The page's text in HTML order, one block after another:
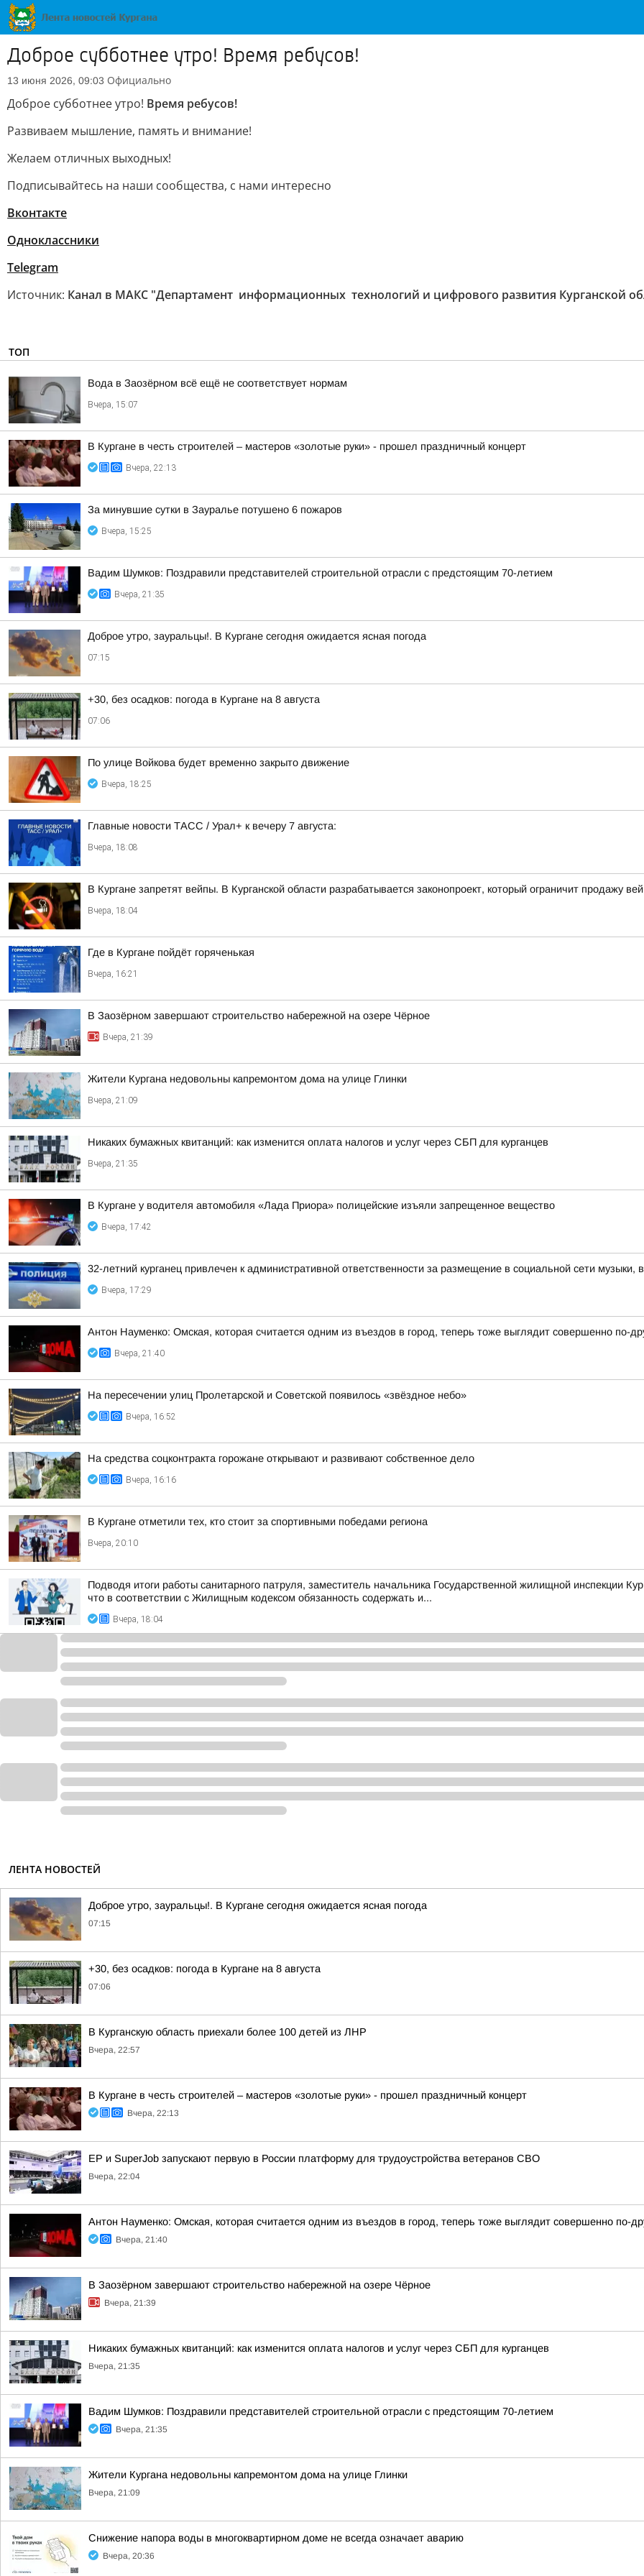
Доброе субботнее утро! Время ребусов!
13 июня 2026, 09:03 Официально
Доброе субботнее утро! Время ребусов!
Развиваем мышление, память и внимание!
Желаем отличных выходных!
Подписывайтесь на наши сообщества, с нами интересно
Вконтакте
Одноклассники
Telegram
Источник: Канал в МАКС "Департамент информационных технологий и цифрового развития Курганской
ТОП
Вода в Заозёрном всё ещё не соответствует нормам
Вчера, 15:07
В Кургане в честь строителей – мастеров «золотые руки» - прошел праздничный концерт
Вчера, 22:13
За минувшие сутки в Зауралье потушено 6 пожаров
Вчера, 15:25
Вадим Шумков: Поздравили представителей строительной отрасли с предстоящим 70-летием
Вчера, 21:35
Доброе утро, зауральцы!. В Кургане сегодня ожидается ясная погода
07:15
+30, без осадков: погода в Кургане на 8 августа
07:06
По улице Войкова будет временно закрыто движение
Вчера, 18:25
Главные новости ТАСС / Урал+ к вечеру 7 августа:
Вчера, 18:08
В Кургане запретят вейпы. В Курганской области разрабатывается законопроект, который ограничит продажу
Вчера, 18:04
Где в Кургане пойдёт горяченькая
Вчера, 16:21
В Заозёрном завершают строительство набережной на озере Чёрное
Вчера, 21:39
Жители Кургана недовольны капремонтом дома на улице Глинки
Вчера, 21:09
Никаких бумажных квитанций: как изменится оплата налогов и услуг через СБП для курганцев
Вчера, 21:35
В Кургане у водителя автомобиля «Лада Приора» полицейские изъяли запрещенное вещество
Вчера, 17:42
32-летний курганец привлечен к административной ответственности за размещение в социальной сети
Вчера, 17:29
Антон Науменко: Омская, которая считается одним из въездов в город, теперь тоже выглядит совершенно по-
Вчера, 21:40
На пересечении улиц Пролетарской и Советской появилось «звёздное небо»
Вчера, 16:52
На средства соцконтракта горожане открывают и развивают собственное дело
Вчера, 16:16
В Кургане отметили тех, кто стоит за спортивными победами региона
Вчера, 20:10
Подводя итоги работы санитарного патруля, заместитель начальника Государственной жилищной инспекции
что в соответствии с Жилищным кодексом обязанность содержать и...
Вчера, 18:04
ЛЕНТА НОВОСТЕЙ
Доброе утро, зауральцы!. В Кургане сегодня ожидается ясная погода
07:15
+30, без осадков: погода в Кургане на 8 августа
07:06
В Курганскую область приехали более 100 детей из ЛНР
Вчера, 22:57
В Кургане в честь строителей – мастеров «золотые руки» - прошел праздничный концерт
Вчера, 22:13
ЕР и SuperJob запускают первую в России платформу для трудоустройства ветеранов СВО
Вчера, 22:04
Антон Науменко: Омская, которая считается одним из въездов в город, теперь тоже выглядит совершенно по-
Вчера, 21:40
В Заозёрном завершают строительство набережной на озере Чёрное
Вчера, 21:39
Никаких бумажных квитанций: как изменится оплата налогов и услуг через СБП для курганцев
Вчера, 21:35
Вадим Шумков: Поздравили представителей строительной отрасли с предстоящим 70-летием
Вчера, 21:35
Жители Кургана недовольны капремонтом дома на улице Глинки
Вчера, 21:09
Снижение напора воды в многоквартирном доме не всегда означает аварию
Вчера, 20:36